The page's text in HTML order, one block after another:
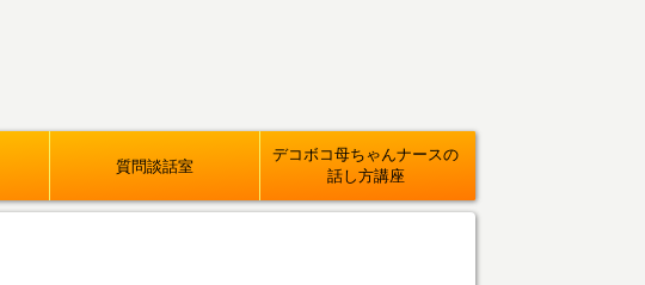
質問談話室
デコボコ母ちゃんナースの
話し方講座